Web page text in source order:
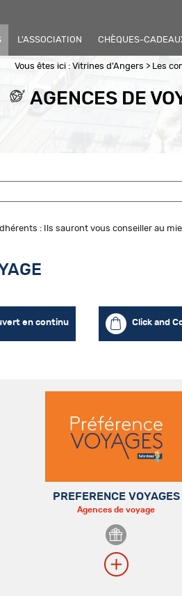
L'ASSOCIATION CHÈQUES-
Vous êtes ici : Vitrines d'Angers > Les
AGENCES DE
: Ils sauront vous conseiller au
en continu Click and
PREFERENCE VOYAGES
Agences de voyage